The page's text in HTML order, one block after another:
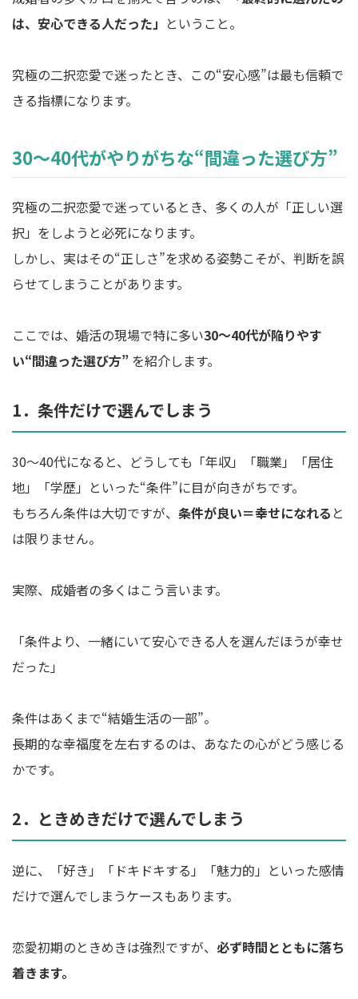
は、安心できる人だった」 ということ。
究極の二択恋愛で迷ったとき、この“安心感”は最も信頼で
きる指標になります。
30〜40代がやりがちな“間違った選び方”
究極の二択恋愛で迷っているとき、多くの人が「正しい選
択」をしようと必死になります。
しかし、実はその“正しさ”を求める姿勢こそが、判断を誤
らせてしまうことがあります。
ここでは、婚活の現場で特に多い30〜40代が陥りやす
い“間違った選び方” を紹介します。
1．条件だけで選んでしまう
30〜40代になると、どうしても「年収」「職業」「居住
地」「学歴」といった“条件”に目が向きがちです。
もちろん条件は大切ですが、 条件が良い＝幸せになれる と
は限りません。
実際、成婚者の多くはこう言います。
「条件より、一緒にいて安心できる人を選んだほうが幸せ
だった」
条件はあくまで“結婚生活の一部”。
長期的な幸福度を左右するのは、あなたの心がどう感じる
かです。
2．ときめきだけで選んでしまう
逆に、「好き」「ドキドキする」「魅力的」といった感情
だけで選んでしまうケースもあります。
恋愛初期のときめきは強烈ですが、 必ず時間とともに落ち
着きます。